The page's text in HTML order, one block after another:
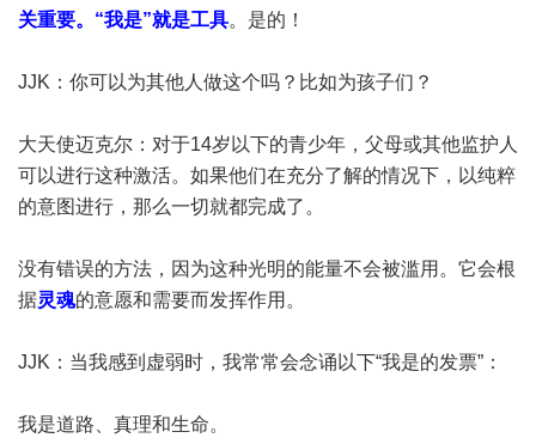
关重要。“我是”就是工具。是的！
JJK：你可以为其他人做这个吗？比如为孩子们？
大天使迈克尔：对于14岁以下的青少年，父母或其他监护人
可以进行这种激活。如果他们在充分了解的情况下，以纯粹
的意图进行，那么一切就都完成了。
没有错误的方法，因为这种光明的能量不会被滥用。它会根
据灵魂的意愿和需要而发挥作用。
JJK：当我感到虚弱时，我常常会念诵以下“我是的发票”：
我是道路、真理和生命。